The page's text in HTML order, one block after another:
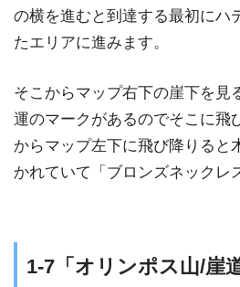
の横を進むと到達する最初にハ
たエリアに進みます。
そこからマップ右下の崖下を見
運のマークがあるのでそこに飛
からマップ左下に飛び降りると
かれていて「ブロンズネックレ
1-7「オリンポス山/崖道